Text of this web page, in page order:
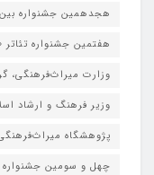
هجدهمین جشنواره
هفتمین جشنواره تئاتر
وزارت میراث‌فرهنگی،
وزیر فرهنگ و ارشاد
پژوهشگاه
چهل و سومین جشنواره